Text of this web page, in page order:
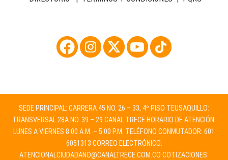
SEDE PRINCIPAL: CARRERA 45 NO. 26 – 33, 4º PISO TEUSAQUILLO:
TRANSVERSAL 28A NO. 39 – 29 CANAL TRECE HORARIO DE ATENCIÓN:
LUNES A VIERNES 8:00 A.M. – 5:00 P.M. TELÉFONO CONMUTADOR: 601
6051313 CORREO ELECTRÓNICO:
ATENCIONALCIUDADANO@CANALTRECE.COM.CO COTIZACIONES: